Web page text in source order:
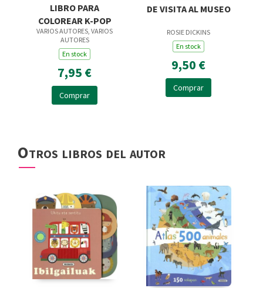
LIBRO PARA
COLOREAR K-POP
VARIOS AUTORES, VARIOS
AUTORES
En stock
7,95 €
Comprar
DE VISITA AL MUSEO
ROSIE DICKINS
En stock
9,50 €
Comprar
Otros libros del autor